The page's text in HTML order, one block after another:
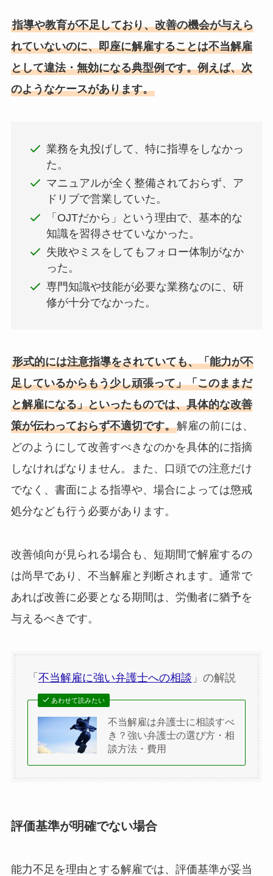
指導や教育が不足しており、改善の機会が与えら
れていないのに、即座に解雇することは不当解雇
として違法・無効になる典型例です。例えば、次
のようなケースがあります。
業務を丸投げして、特に指導をしなかっ
た。
マニュアルが全く整備されておらず、ア
ドリブで営業していた。
「OJTだから」という理由で、基本的な
知識を習得させていなかった。
失敗やミスをしてもフォロー体制がなか
った。
専門知識や技能が必要な業務なのに、研
修が十分でなかった。
形式的には注意指導をされていても、「能力が不
足しているからもう少し頑張って」「このままだ
と解雇になる」といったものでは、具体的な改善
策が伝わっておらず不適切です。解雇の前には、
どのようにして改善すべきなのかを具体的に指摘
しなければなりません。また、口頭での注意だけ
でなく、書面による指導や、場合によっては懲戒
処分なども行う必要があります。
改善傾向が見られる場合も、短期間で解雇するの
は尚早であり、不当解雇と判断されます。通常で
あれば改善に必要となる期間は、労働者に猶予を
与えるべきです。
「 不当解雇に強い弁護士への相談 」の解説
あわせて読みたい
不当解雇は弁護士に相談すべ
き？強い弁護士の選び方・相
談方法・費用
評価基準が明確でない場合
能力不足を理由とする解雇では、評価基準が妥当